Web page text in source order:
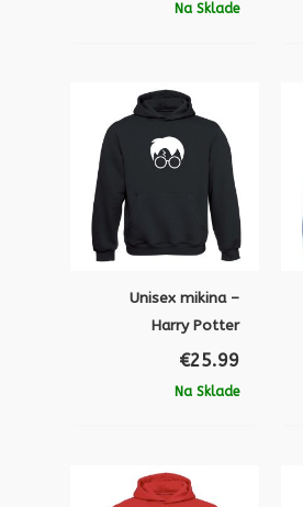
Na Sklade
Unisex mikina –
Harry Potter
€25.99
Na Sklade